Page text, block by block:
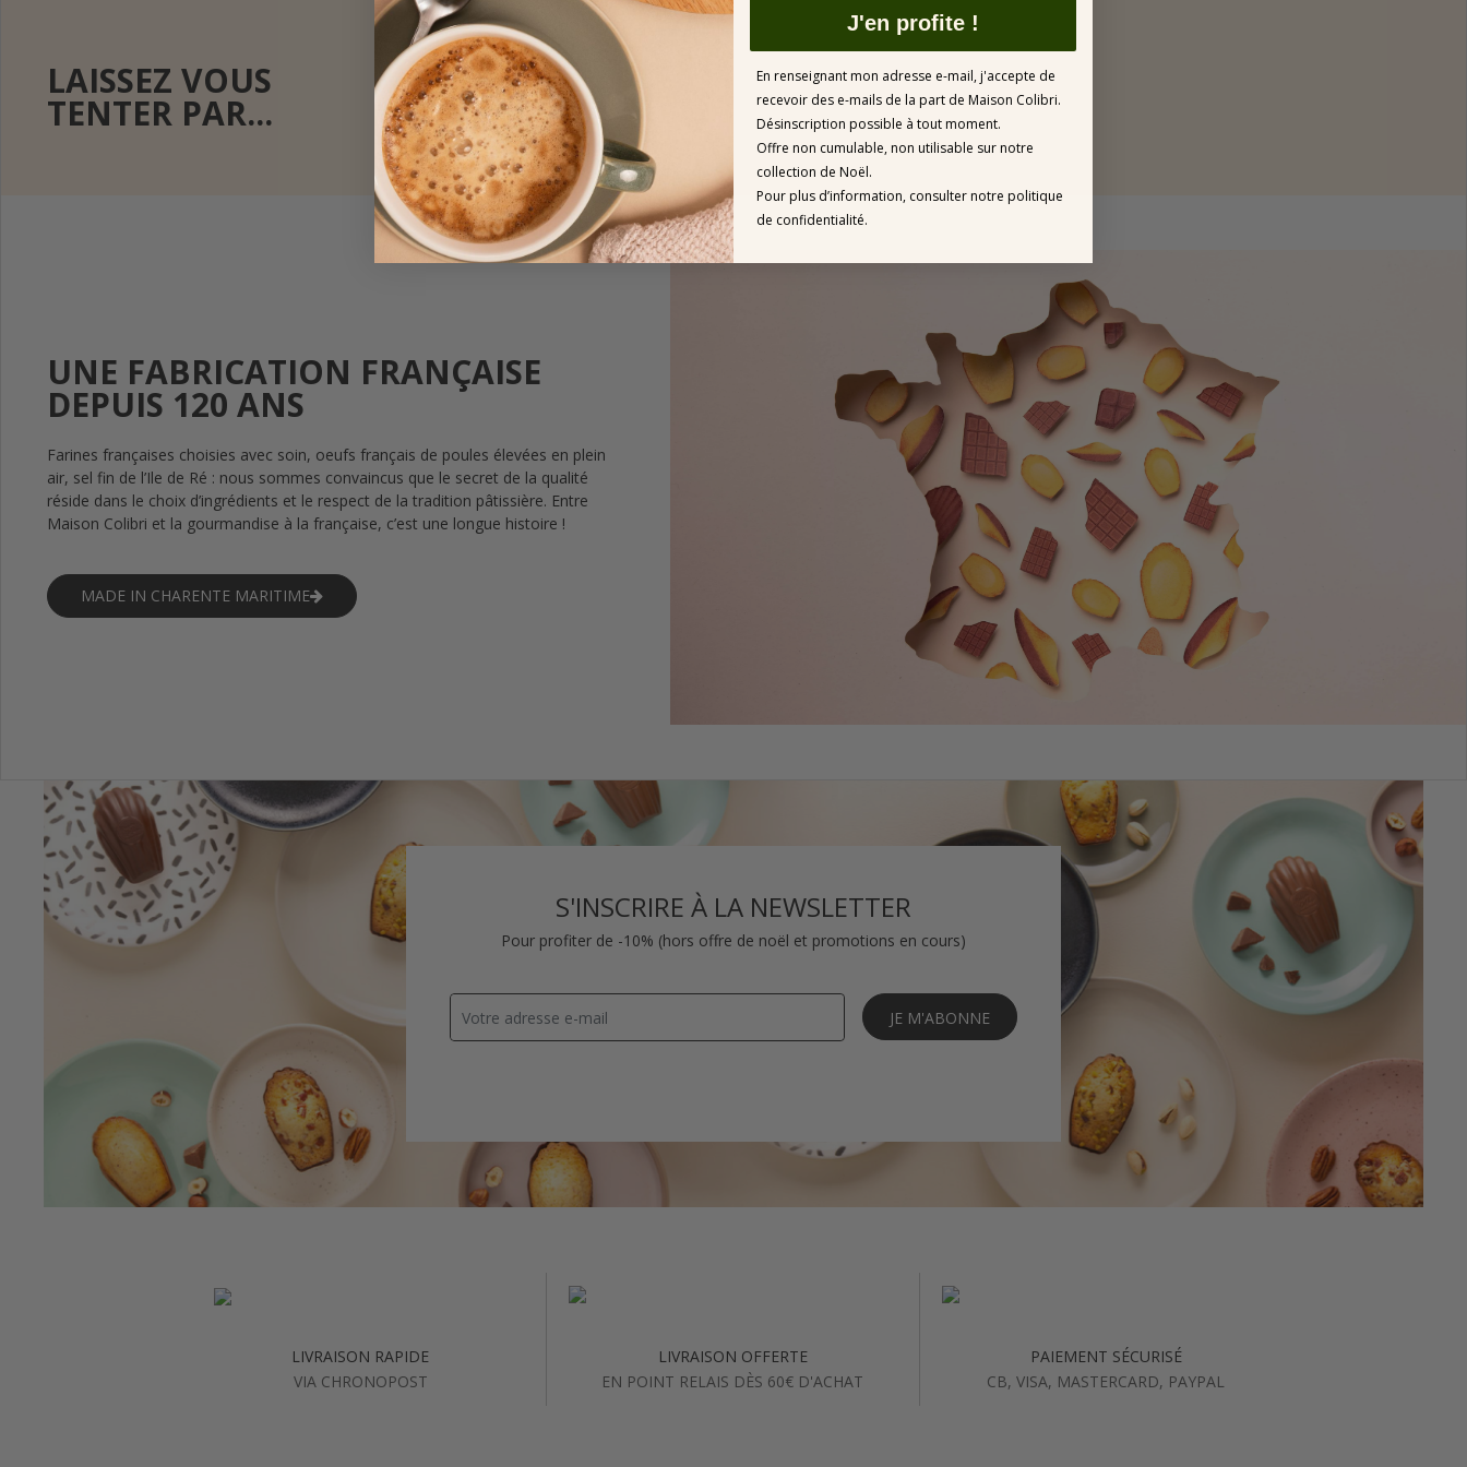
LAISSEZ VOUS
TENTER PAR...
UNE FABRICATION FRANÇAISE
DEPUIS 120 ANS
Farines françaises choisies avec soin, oeufs français de poules élevées en plein
air, sel fin de l’Ile de Ré : nous sommes convaincus que le secret de la qualité
réside dans le choix d’ingrédients et le respect de la tradition pâtissière. Entre
Maison Colibri et la gourmandise à la française, c’est une longue histoire !
MADE IN CHARENTE MARITIME
S'INSCRIRE À LA NEWSLETTER
Pour profiter de -10% (hors offre de noël et promotions en cours)
JE M'ABONNE
LIVRAISON RAPIDE
VIA CHRONOPOST
LIVRAISON OFFERTE
EN POINT RELAIS DÈS 60€ D'ACHAT
PAIEMENT SÉCURISÉ
CB, VISA, MASTERCARD, PAYPAL
J'en profite !
En renseignant mon adresse e-mail, j'accepte de
recevoir des e-mails de la part de Maison Colibri.
Désinscription possible à tout moment.
Offre non cumulable, non utilisable sur notre
collection de Noël.
Pour plus d’information, consulter notre politique
de confidentialité.